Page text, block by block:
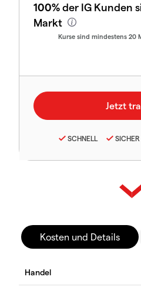
100%der IG Kunden
Markt
Kurse sind mindestens 20
SCHNELL SICHER
Kosten und Details